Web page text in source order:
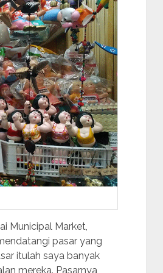
Municipal Market,
pasar yang
itulah saya banyak
mereka. Pasarnya